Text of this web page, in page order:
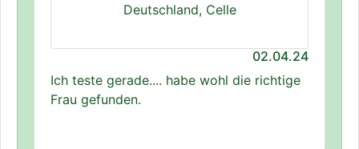
Deutschland, Celle
02.04.24
Ich teste gerade.... habe wohl die richtige
Frau gefunden.